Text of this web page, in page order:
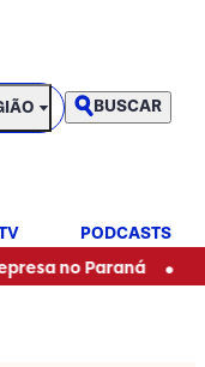
BUSCAR
PODCASTS
• Dupla-